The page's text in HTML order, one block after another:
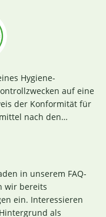
Hygiene-
auf eine
für
nach den
der Verordnung EG
Das aktuelle
beginnt für uns
und Auswahl
nach GMP-
Losgelöst von
in unserem FAQ-
wir bereits
ein. Interessieren
als